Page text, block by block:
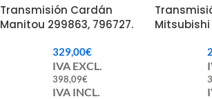
Transmisión Cardán
Manitou 299863, 796727.
329,00€
IVA EXCL.
398,09€
IVA INCL.
Mitsubishi